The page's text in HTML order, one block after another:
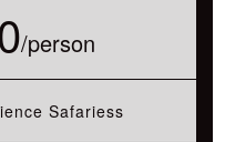
/person
Safariess